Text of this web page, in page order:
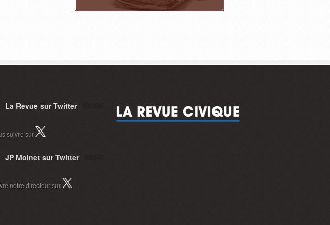
La Revue sur Twitter
suivre sur
JP Moinet sur Twitter
notre directeur sur